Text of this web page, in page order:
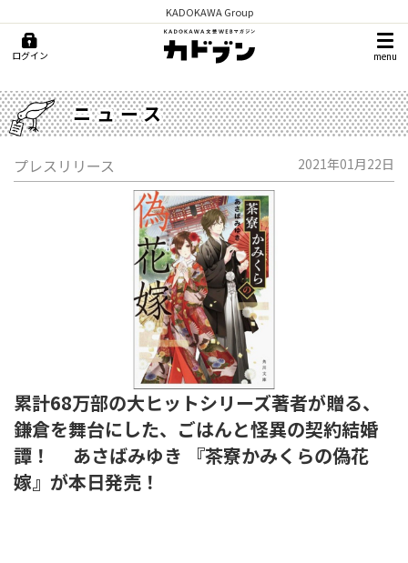
KADOKAWA Group
ログイン menu
ニュース
プレスリリース 2021年01月22日
累計68万部の大ヒットシリーズ著者が贈る、
鎌倉を舞台にした、ごはんと怪異の契約結婚
譚！ あさばみゆき 『茶寮かみくらの偽花
嫁』が本日発売！